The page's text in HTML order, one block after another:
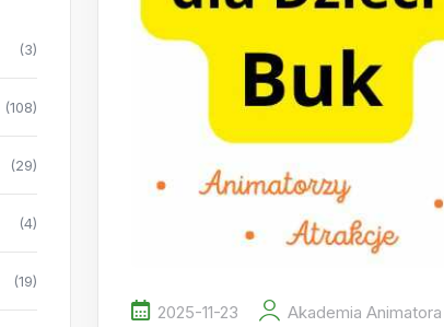
2025-11-23 Akademia Animatora
(3)
(108)
(29)
(4)
(19)